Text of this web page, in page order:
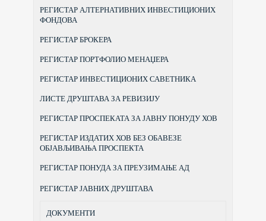
РЕГИСТАР АЛТЕРНАТИВНИХ ИНВЕСТИЦИОНИХ
ФОНДОВА
РЕГИСТАР БРОКЕРА
РЕГИСТАР ПОРТФОЛИО МЕНАЏЕРА
РЕГИСТАР ИНВЕСТИЦИОНИХ САВЕТНИКА
ЛИСТЕ ДРУШТАВА ЗА РЕВИЗИЈУ
РЕГИСТАР ПРОСПЕКАТА ЗА ЈАВНУ ПОНУДУ ХОВ
РЕГИСТАР ИЗДАТИХ ХОВ БЕЗ ОБАВЕЗЕ
ОБЈАВЉИВАЊА ПРОСПЕКТА
РЕГИСТАР ПОНУДА ЗА ПРЕУЗИМАЊЕ АД
РЕГИСТАР ЈАВНИХ ДРУШТАВА
ДОКУМЕНТИ